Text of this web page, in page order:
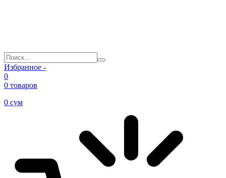
Избранное -
0
0 товаров
0 сум